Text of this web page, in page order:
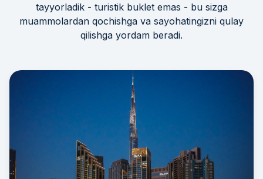
tayyorladik - turistik buklet emas - bu sizga
muammolardan qochishga va sayohatingizni qulay
qilishga yordam beradi.